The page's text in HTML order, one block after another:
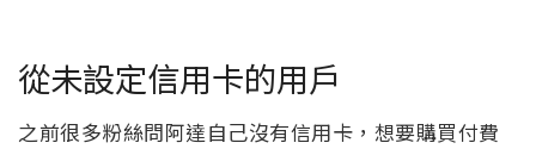
從未設定信用卡的用戶
之前很多粉絲問阿達自己沒有信用卡，想要購買付費